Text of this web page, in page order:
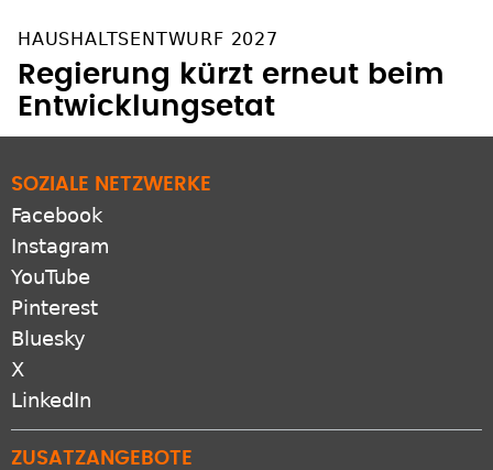
HAUSHALTSENTWURF 2027
Regierung kürzt erneut beim
Entwicklungsetat
SOZIALE NETZWERKE
Facebook
Instagram
YouTube
Pinterest
Bluesky
X
LinkedIn
ZUSATZANGEBOTE